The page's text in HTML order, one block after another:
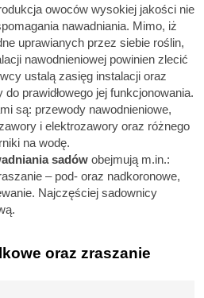
owoców wysokiej jakości nie
nawadniania. Mimo, iż
uprawianych przez siebie roślin,
nawodnieniowej powinien zlecić
ustalą zasięg instalacji oraz
prawidłowego jej funkcjonowania.
są: przewody nawodnieniowe,
i elektrozawory oraz różnego
na wodę.
sadów obejmują m.in.:
– pod- oraz nadkoronowe,
Najczęściej sadownicy
oraz zraszanie